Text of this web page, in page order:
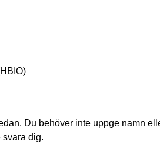
Du behöver inte uppge namn
svara dig.